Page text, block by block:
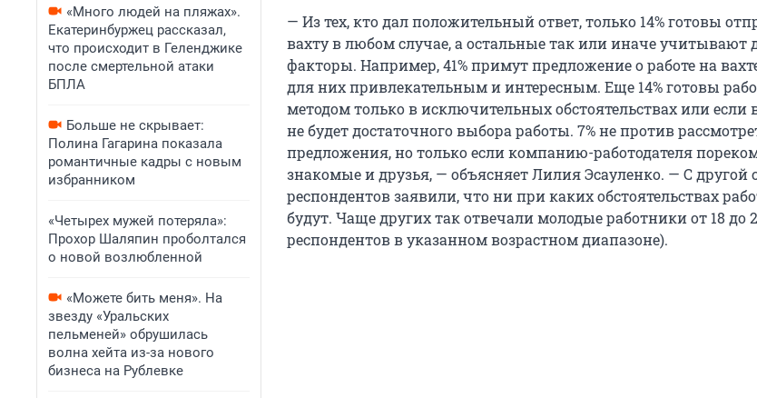
«Много людей на пляжах».
Екатеринбуржец рассказал,
что происходит в Геленджике
после смертельной атаки
БПЛА
Больше не скрывает:
Полина Гагарина показала
романтичные кадры с новым
избранником
«Четырех мужей потеряла»:
Прохор Шаляпин проболтался
о новой возлюбленной
«Можете бить меня». На
звезду «Уральских
пельменей» обрушилась
волна хейта из-за нового
бизнеса на Рублевке
— Из тех, кто дал положительный ответ, только 14% готовы
вахту в любом случае, а остальные так или иначе учитывают
факторы. Например, 41% примут предложение о работе на
для них привлекательным и интересным. Еще 14% готовы
методом только в исключительных обстоятельствах или если
не будет достаточного выбора работы. 7% не против
предложения, но только если компанию-работодателя
знакомые и друзья, — объясняет Лилия Эсауленко. — С другой
респондентов заявили, что ни при каких обстоятельствах
будут. Чаще других так отвечали молодые работники от 18 до
респондентов в указанном возрастном диапазоне).